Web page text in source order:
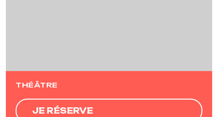
THÉÂTRE
JE RÉSERVE